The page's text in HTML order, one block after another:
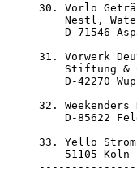
30. Vorlo
Nestl‚
D-71546
31. Vorwerk
Stiftung &
D-42270
32. Weekenders
D-85622
33. Yello Strom
    51105 Köln